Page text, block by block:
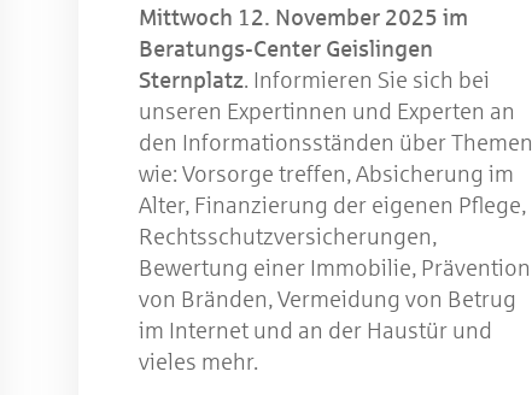
Mittwoch 12. November 2025 im
Beratungs-Center Geislingen
Sternplatz. Informieren Sie sich bei
unseren Expertinnen und Experten an
den Informationsständen über Themen
wie: Vorsorge treffen, Absicherung im
Alter, Finanzierung der eigenen Pflege,
Rechtsschutzversicherungen,
Bewertung einer Immobilie, Prävention
von Bränden, Vermeidung von Betrug
im Internet und an der Haustür und
vieles mehr.
und gewinnen!
Gewinnspiel! Bis 31. Dezember 2021
des Treffpunkt Gold der
im Wert von je 30 Euro.
einfach folgende Frage:
die Kreissparkasse Göppingen in